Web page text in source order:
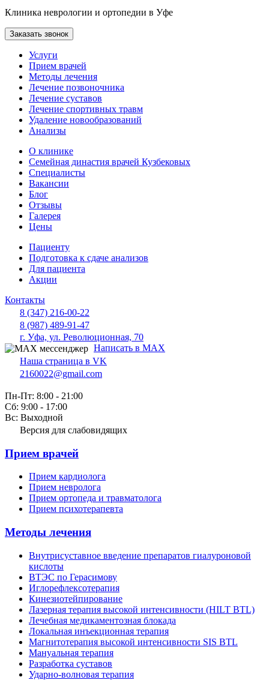
Клиника неврологии и ортопедии в Уфе
Заказать звонок
Услуги
Прием врачей
Методы лечения
Лечение позвоночника
Лечение суставов
Лечение спортивных травм
Удаление новообразований
Анализы
О клинике
Семейная династия врачей Кузбековых
Специалисты
Вакансии
Блог
Отзывы
Галерея
Цены
Пациенту
Подготовка к сдаче анализов
Для пациента
Акции
Контакты
8 (347) 216-00-22
8 (987) 489-91-47
г. Уфа, ул. Революционная, 70
Написать в MAX
Наша страница в VK
2160022@gmail.com
Пн-Пт: 8:00 - 21:00
Сб: 9:00 - 17:00
Вс: Выходной
Версия для слабовидящих
Прием врачей
Прием кардиолога
Прием невролога
Прием ортопеда и травматолога
Прием психотерапевта
Методы лечения
Внутрисуставное введение препаратов гиалуроновой
кислоты
ВТЭС по Герасимову
Иглорефлексотерапия
Кинезиотейпирование
Лазерная терапия высокой интенсивности (HILT BTL)
Лечебная медикаментозная блокада
Локальная инъекционная терапия
Магнитотерапия высокой интенсивности SIS BTL
Мануальная терапия
Разработка суставов
Ударно-волновая терапия